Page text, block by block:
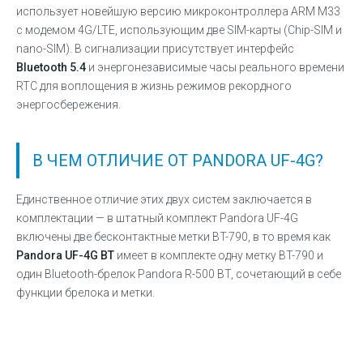
использует новейшую версию микроконтроллера ARM M33
с модемом 4G/LTE, использующим две SIM-карты (Chip-SIM и
nano-SIM). В сигнализации присутствует интерфейс
Bluetooth 5.4 и энергонезависимые часы реального времени
RTC для воплощения в жизнь режимов рекордного
энергосбережения.
В ЧЕМ ОТЛИЧИЕ ОТ PANDORA UF-4G?
Единственное отличие этих двух систем заключается в
комплектации — в штатный комплект Pandora UF-4G
включены две бесконтактные метки BT-790, в то время как
Pandora UF-4G BT имеет в комплекте одну метку BT-790 и
один Bluetooth-брелок Pandora R-500 BT, сочетающий в себе
функции брелока и метки.